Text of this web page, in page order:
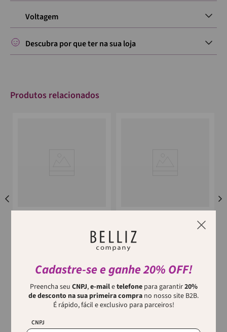
Cadastre-se e ganhe 20% OFF!
Preencha seu CNPJ,e-mailetelefonepara garantir20%
de desconto na sua primeira compra no nosso site B2B.
É rápido, fácil e exclusivo para parceiros!
CNPJ
Voltagem
Descubra por que ter na sua loja
Produtos relacionados
Modelador De Cachos Glam
O modelador de cachos da
possui controle de
temperatura com 3 varia...
Modelador De Cachos Glam
Edition 25Mm Vertix
O modelador de cachos da
possui controle de
temperatura com 3 varia...